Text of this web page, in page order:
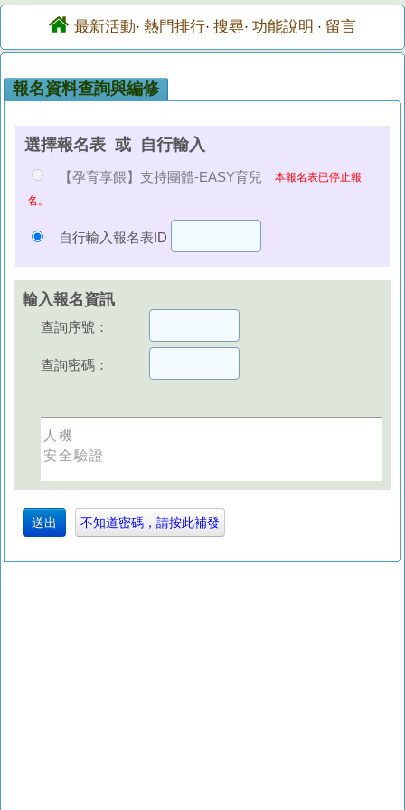
最新活動· 熱門排行· 搜尋· 功能說明 · 留言
報名資料查詢與編修
選擇報名表 或 自行輸入
【孕育享餵】支持團體-EASY育兒
本報名表已停止報
名。
自行輸入報名表ID
輸入報名資訊
查詢序號：
查詢密碼：
人機
安全驗證